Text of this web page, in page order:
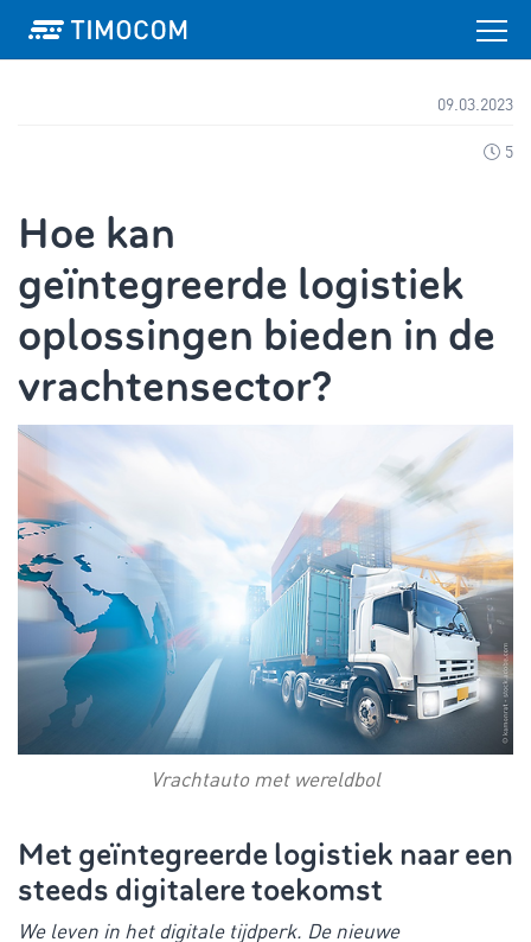
09.03.2023
5
Hoe kan
geïntegreerde logistiek
oplossingen bieden in de
vrachtensector?
Vrachtauto met wereldbol
Met geïntegreerde logistiek naar een
steeds digitalere toekomst
We leven in het digitale tijdperk. De nieuwe